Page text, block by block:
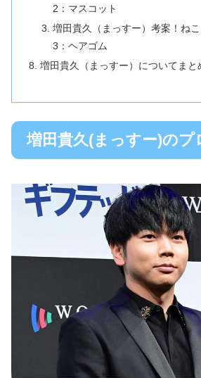
2：マスコット
増田貴久（まっすー）考案！ね
3：ヘアゴム
増田貴久（まっすー）についてまと
増田貴久(まっすー)のプ